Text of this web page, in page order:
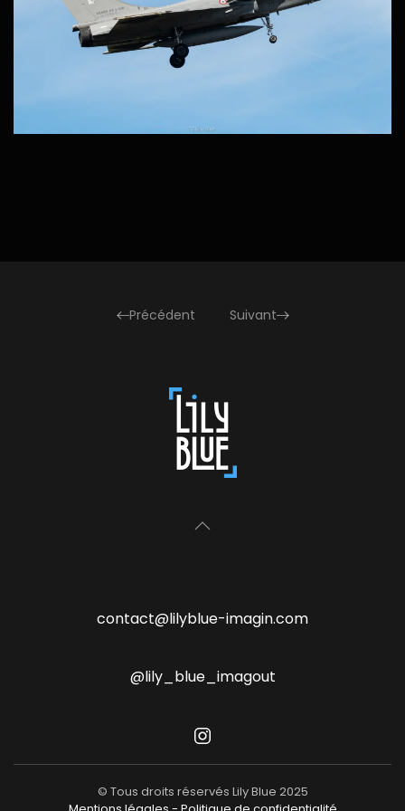
ZOOM
Précédent Suivant
contact@lilyblue-imagin.com
@lily_blue_imagout
© Tous droits réservés Lily Blue 2025